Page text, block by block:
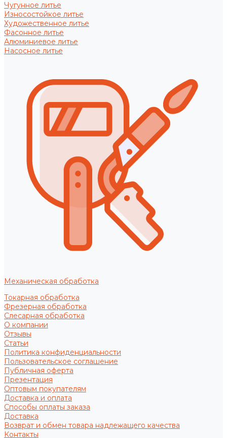
Чугунное литье
Износостойкое литье
Художественное литье
Фасонное литье
Алюминиевое литье
Насосное литье
Механическая обработка
Токарная обработка
Фрезерная обработка
Слесарная обработка
О компании
Отзывы
Статьи
Политика конфиденциальности
Пользовательское соглашение
Публичная оферта
Презентация
Оптовым покупателям
Доставка и оплата
Способы оплаты заказа
Доставка
Возврат и обмен товара надлежащего качества
Контакты